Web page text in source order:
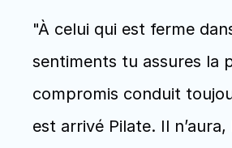
"À celui qui est ferme
sentiments tu assures la
compromis conduit
est arrivé Pilate. Il n’aura,